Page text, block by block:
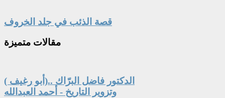
قصة الذئب في جلد الخروف
مقالات متميزة
الدكتور فاضل البرّاك ..(أبو رغيف )
وتزوير التاريخ - أحمد العبدالله